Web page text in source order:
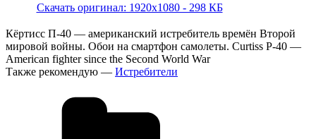
Скачать оригинал: 1920x1080 - 298 КБ
Кёртисс П-40 — американский истребитель времён Второй
мировой войны. Обои на смартфон самолеты. Curtiss P-40 —
American fighter since the Second World War
Также рекомендую — Истребители